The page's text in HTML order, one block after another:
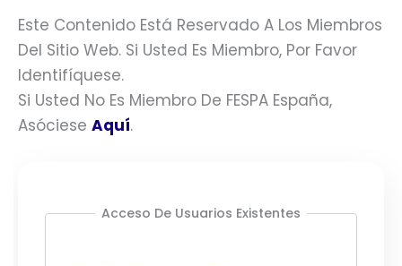
Este Contenido Está Reservado A Los Miembros
Del Sitio Web. Si Usted Es Miembro, Por Favor
Identifíquese.
Si Usted No Es Miembro De FESPA España,
Asóciese Aquí.
Acceso De Usuarios Existentes